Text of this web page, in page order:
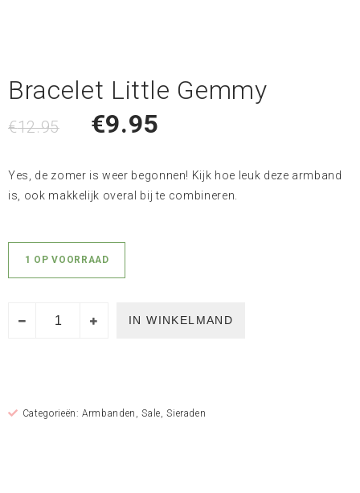
Bracelet Little Gemmy
€12.95 €9.95
Yes, de zomer is weer begonnen! Kijk hoe leuk deze armband
is, ook makkelijk overal bij te combineren.
1 OP VOORRAAD
IN WINKELMAND
Categorieën:Armbanden ,Sale,Sieraden